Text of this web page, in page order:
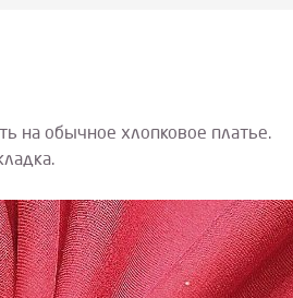
на обычное хлопковое платье.